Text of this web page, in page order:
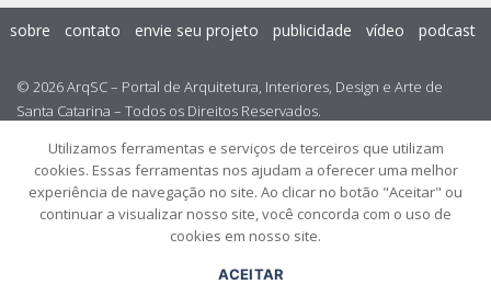
© 2026 ArqSC – Portal de Arquitetura, Interiores, Design e Arte de
Santa Catarina – Todos os Direitos Reservados.
sobre contato envie seu projeto publicidade vídeo podcast
Utilizamos ferramentas e serviços de terceiros que utilizam
cookies. Essas ferramentas nos ajudam a oferecer uma melhor
experiência de navegação no site. Ao clicar no botão "Aceitar" ou
continuar a visualizar nosso site, você concorda com o uso de
cookies em nosso site.
ACEITAR